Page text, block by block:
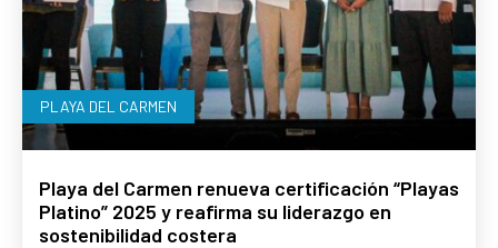
PLAYA DEL CARMEN
Playa del Carmen renueva certificación “Playas
Platino” 2025 y reafirma su liderazgo en
sostenibilidad costera